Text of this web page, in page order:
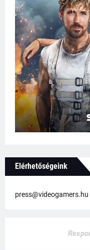
Elérhetőségeink
press@videogamers.hu